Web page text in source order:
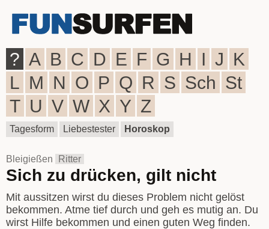
? A B C D E F G H I J K
L M N O P Q R S Sch St
T U V W X Y Z
Tagesform Liebestester Horoskop
Bleigießen Ritter
Sich zu drücken, gilt nicht
Mit aussitzen wirst du dieses Problem nicht gelöst
bekommen. Atme tief durch und geh es mutig an. Du
wirst Hilfe bekommen und einen guten Weg finden.